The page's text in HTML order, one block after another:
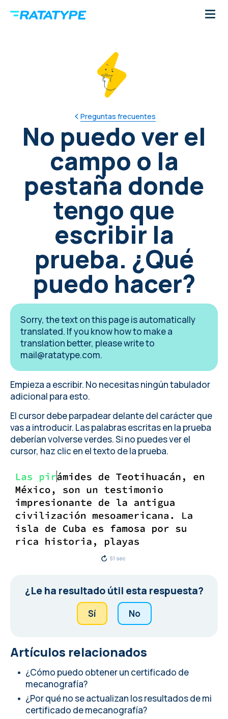
Preguntas frecuentes
No puedo ver el
campo o la
pestaña donde
tengo que
escribir la
prueba. ¿Qué
puedo hacer?
Sorry, the text on this page is automatically
translated. If you know how to make a
translation better, please write to
mail@ratatype.com.
Empieza a escribir. No necesitas ningún tabulador
adicional para esto.
El cursor debe parpadear delante del carácter que
vas a introducir. Las palabras escritas en la prueba
deberían volverse verdes. Si no puedes ver el
cursor, haz clic en el texto de la prueba.
¿Le ha resultado útil esta respuesta?
Sí No
Artículos relacionados
¿Cómo puedo obtener un certificado de
mecanografía?
¿Por qué no se actualizan los resultados de mi
certificado de mecanografía?